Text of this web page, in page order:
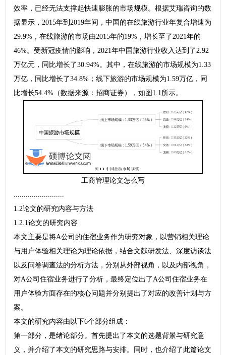
效率，已经无法支撑起快速膨胀的市场规模。根据艾瑞咨询的数
据显示，2015年到2019年间，中国的在线旅游行业年复合增速为
29.9%，在线旅游的市场由2015年的19%，增长至了2021年的
46%。受新冠疫情的影响，2021年中国旅游行业收入达到了2.92
万亿元，同比增长了30.94%。其中，在线旅游的市场规模为1.33
万亿，同比增长了34.8%；线下旅游的市场规模为1.59万亿，同
比增长54.4%（数据来源：招商证券），如图1.1所示。
工商管理论文怎么写
1.2论文的研究内容与方法
1.2.1论文的研究内容
本文主要是将A公司的住宿业务作为研究对象，以营销相关理论
与用户体验相关理论为理论依据，结合文献研发法、深度访谈法
以及问卷调查法的分析方法，分别从外部视角，以及内部视角，
对A公司住宿业务进行了分析，最终定位出了A公司住宿业务在
用户体验方面存在的核心问题并分别提出了对应的改善计划与方
案。
本文的研究内容由以下6个部分组成：
第一部分，是绪论部分。首先提出了本文的选题背景与研究意
义，并介绍了本文的研究思路与安排。同时，也介绍了此篇论文